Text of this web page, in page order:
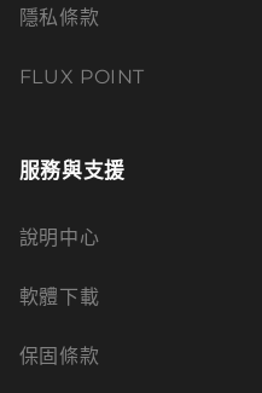
隱私條款
FLUX POINT
服務與支援
說明中心
軟體下載
保固條款